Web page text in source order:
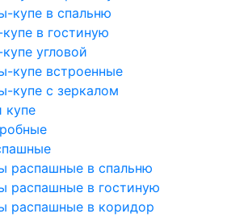
купе в спальню
в гостиную
угловой
купе встроенные
купе с зеркалом
купе
распашные в спальню
распашные в гостиную
распашные в коридор